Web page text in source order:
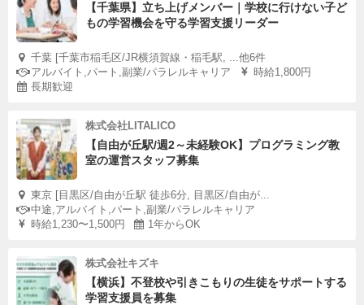
【千葉県】立ち上げメンバー｜学校に行けない子ど
もの学習機会を守る学習支援リーダー
千葉 [千葉市稲毛区/JR横須賀線・稲毛駅, ...他6件
アルバイト,パート,副業/パラレルキャリア
時給1,800円
長期歓迎
株式会社LITALICO
【自由が丘駅/週2～未経験OK】プログラミング教
室の運営スタッフ募集
東京 [目黒区/自由が丘駅 徒歩6分, 目黒区/自由が...
中途,アルバイト,パート,副業/パラレルキャリア
時給1,230〜1,500円
1年からOK
株式会社キズキ
【横浜】不登校や引きこもりの生徒をサポートする
学習支援員を募集